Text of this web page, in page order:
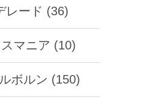
レード (36)
マニア (10)
ボルン (150)